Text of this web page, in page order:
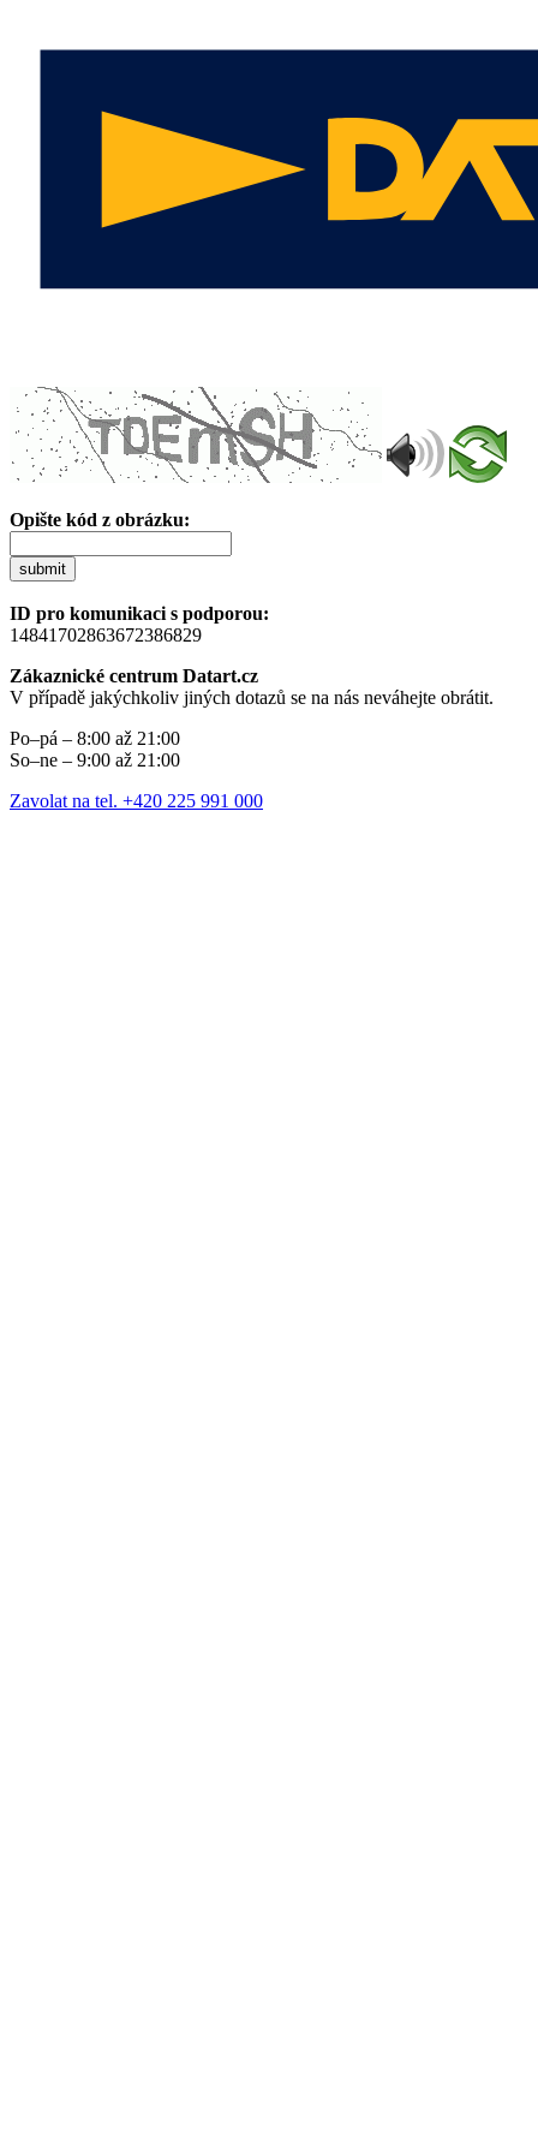
Opište kód z obrázku:
submit
ID pro komunikaci s podporou:
14841702863672386829
Zákaznické centrum Datart.cz
V případě jakýchkoliv jiných dotazů se na nás neváhejte obrátit.
Po–pá – 8:00 až 21:00
So–ne – 9:00 až 21:00
Zavolat na tel. +420 225 991 000